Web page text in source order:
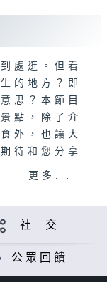
處逛。但看
的地方？即
思？本節目
點，除了介
外，也讓大
待和您分享
更多...
社 交
公眾回饋